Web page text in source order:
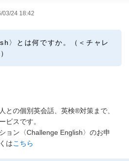
手続き
照会)
・手続きはこちら
03/24 18:42
〉とは何ですか。（＜チャレ
との個別英会話、英検®対策まで、
ビスです。
ョン〈Challenge English〉のお申
はこちら